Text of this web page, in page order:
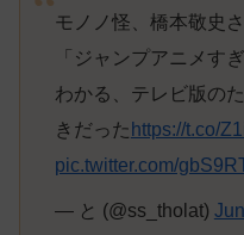
モノノ怪、橋本敬史
「ジャンプアニメす
わかる、テレビ版の
きだった https://t.co/
pic.twitter.com/
— と (@ss_tholat)